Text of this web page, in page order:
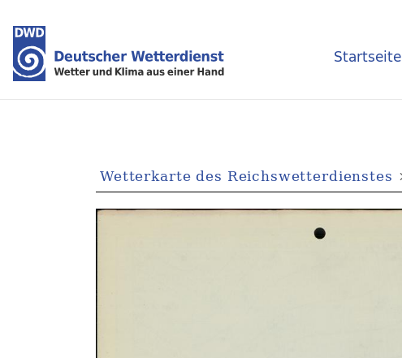
Startseite
Wetterkarte des Reichswetterdienstes